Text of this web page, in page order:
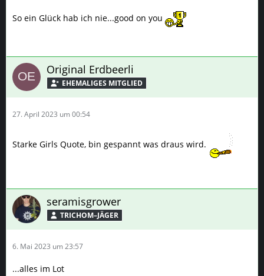
So ein Glück hab ich nie...good on you
Original Erdbeerli
27. April 2023 um 00:54
Starke Girls Quote, bin gespannt was draus wird.
seramisgrower
TRICHOM–JÄGER
6. Mai 2023 um 23:57
...alles im Lot